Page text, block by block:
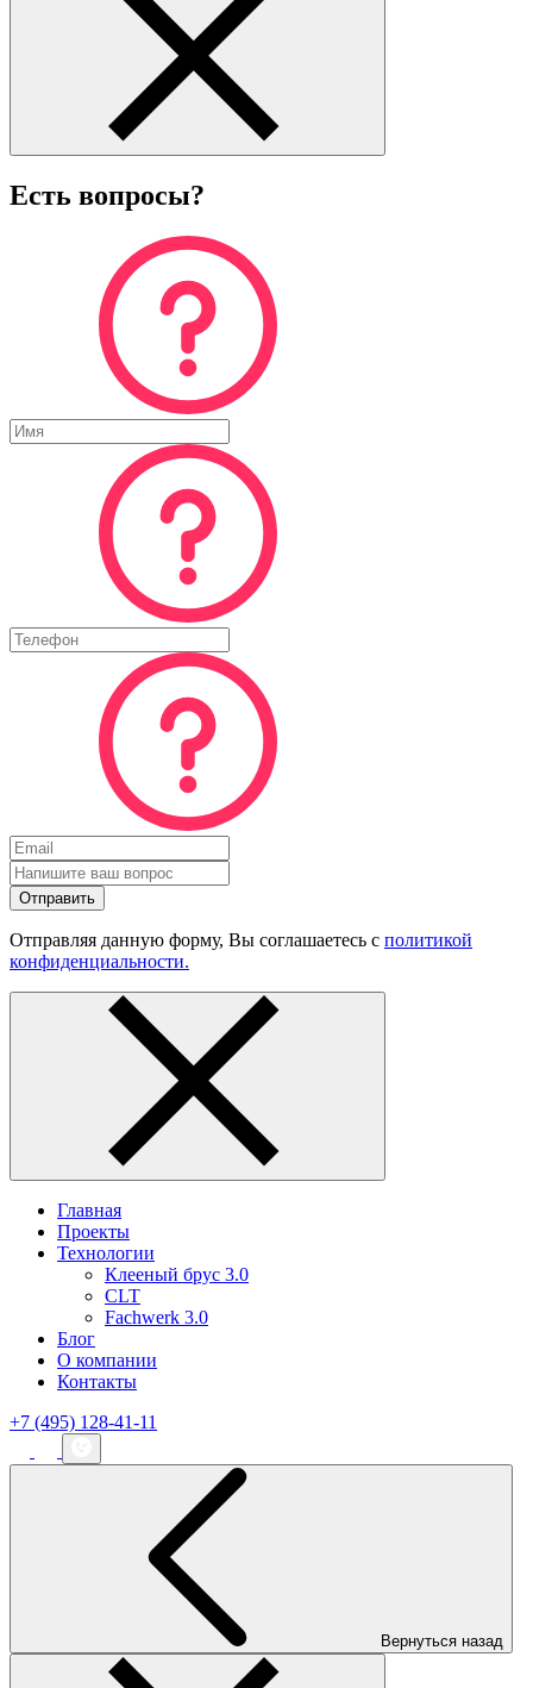
Есть вопросы?
Отправить
Отправляя данную форму, Вы соглашаетесь с политикой
конфиденциальности.
Главная
Проекты
Технологии
Клееный брус 3.0
CLT
Fachwerk 3.0
Блог
О компании
Контакты
+7 (495) 128-41-11
Вернуться назад